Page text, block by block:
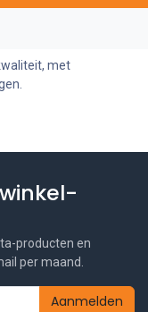
met
producten en
per maand.
Aanmelden